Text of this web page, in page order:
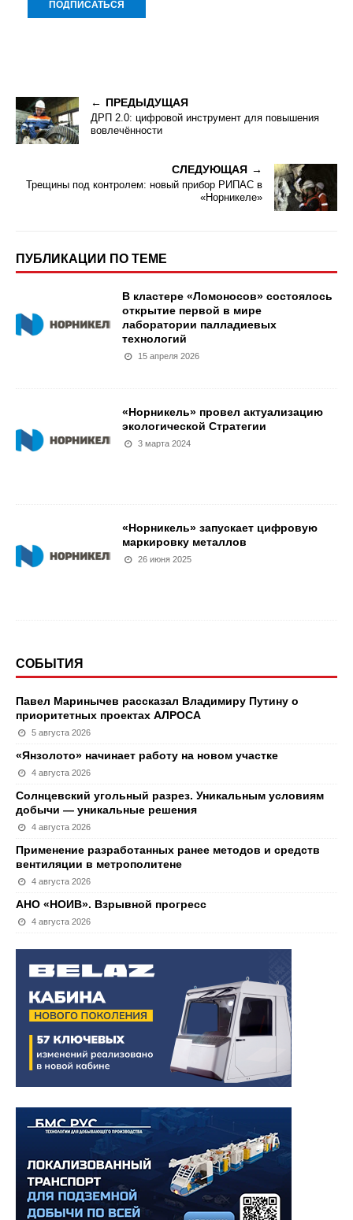
ПРЕДЫДУЩАЯ
ДРП 2.0: цифровой инструмент для повышения
вовлечённости
СЛЕДУЮЩАЯ
Трещины под контролем: новый прибор РИПАС в
«Норникеле»
ПУБЛИКАЦИИ ПО ТЕМЕ
В кластере «Ломоносов» состоялось
открытие первой в мире
лаборатории палладиевых
технологий
15 апреля 2026
«Норникель» провел актуализацию
экологической Стратегии
3 марта 2024
«Норникель» запускает цифровую
маркировку металлов
26 июня 2025
СОБЫТИЯ
Павел Маринычев рассказал Владимиру Путину о
приоритетных проектах АЛРОСА
5 августа 2026
«Янзолото» начинает работу на новом участке
4 августа 2026
Солнцевский угольный разрез. Уникальным условиям
добычи — уникальные решения
4 августа 2026
Применение разработанных ранее методов и средств
вентиляции в метрополитене
4 августа 2026
АНО «НОИВ». Взрывной прогресс
4 августа 2026